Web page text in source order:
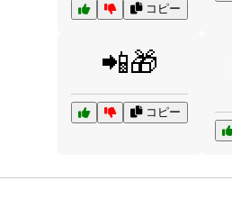
コピー
📲🎁
コピー